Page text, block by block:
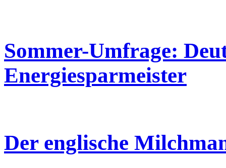
Sommer-Umfrage:
Energiesparmeister
Der englische